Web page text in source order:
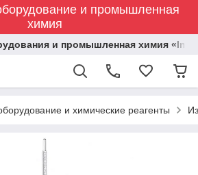
и промышленная
химия
и промышленная химия
и химические реагенты